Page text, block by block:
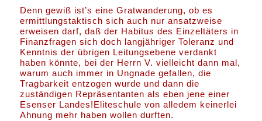
Denn gewiß ist’s eine Gratwanderung, ob es
ermittlungstaktisch sich auch nur ansatzweise
erweisen darf, daß der Habitus des Einzeltäters in
Finanzfragen sich doch langjähriger Toleranz und
Kenntnis der übrigen Leitungsebene verdankt
haben könnte, bei der Herrn V. vielleicht dann mal,
warum auch immer in Ungnade gefallen, die
Tragbarkeit entzogen wurde und dann die
zuständigen Repräsentanten als eben jene einer
Esenser Landes!Eliteschule von alledem keinerlei
Ahnung mehr haben wollen durften.